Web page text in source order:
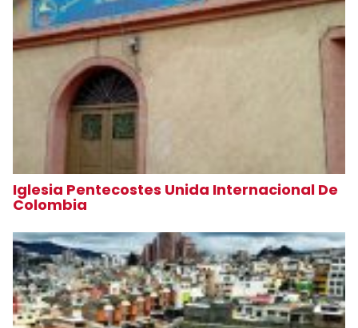
Iglesia Pentecostes Unida Internacional De
Colombia